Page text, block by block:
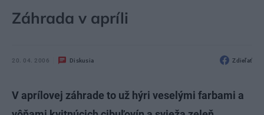
Záhrada v apríli
20. 04. 2006 Diskusia Zdieľať
V aprílovej záhrade to už hýri veselými farbami a